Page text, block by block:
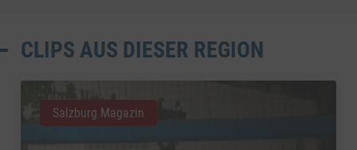
CLIPS AUS DIESER REGION
Salzburg Magazin